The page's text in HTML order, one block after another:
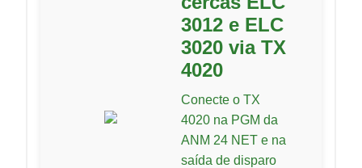
3012 e ELC
3020 via TX
4020
Conecte o TX
4020 na PGM da
ANM 24 NET e na
saída de disparo